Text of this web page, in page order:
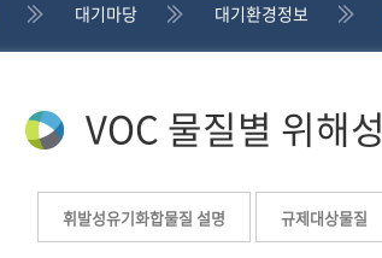
대기마당 대기환경정보
VOC 물질별 위해성
휘발성유기화합물질 설명 규제대상물질